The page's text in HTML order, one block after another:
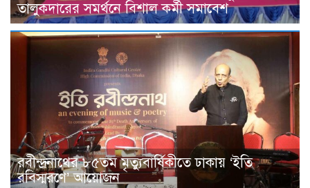
তালুকদারের সমর্থনে বিশাল কর্মী সমাবেশ
রবীন্দ্রনাথের ৮৫তম মৃত্যুবার্ষিকীতে ঢাকায় ‘ইতি
রবিস্মরণে’ আয়োজন